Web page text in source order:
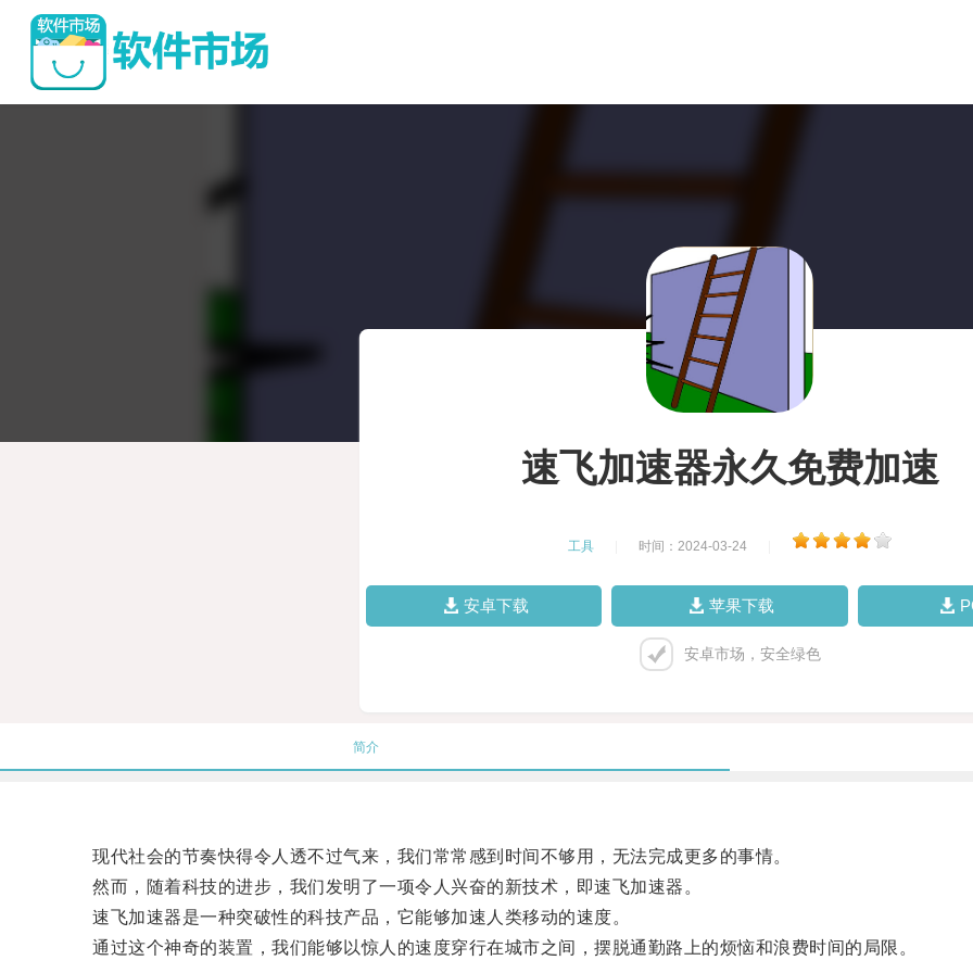
速飞加速器永久免费加速
工具 时间：2024-03-24
安卓下载 苹果下载
安卓市场，安全绿色
简介
现代社会的节奏快得令人透不过气来，我们常常感到时间不够用，无法完成更多的事情。
然而，随着科技的进步，我们发明了一项令人兴奋的新技术，即速飞加速器。
速飞加速器是一种突破性的科技产品，它能够加速人类移动的速度。
通过这个神奇的装置，我们能够以惊人的速度穿行在城市之间，摆脱通勤路上的烦恼和浪费时间的局限。